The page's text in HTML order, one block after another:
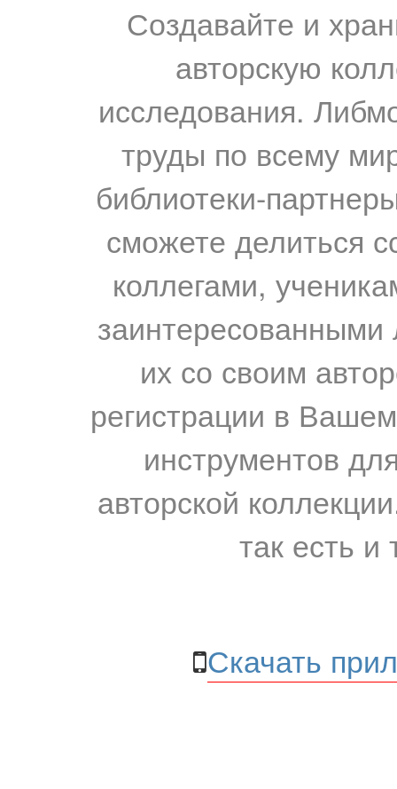
Создавайте и
авторскую
исследования.
труды по всему
библиотеки-
сможете делиться
коллегами,
их со своим
регистрации в
инструментов
авторской
так есть и
Скачать